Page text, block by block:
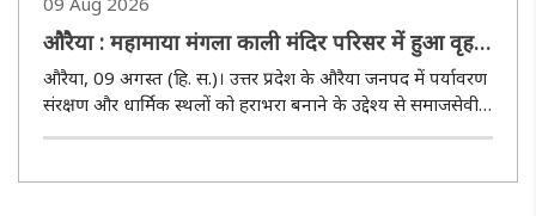
औरैया : महामाया मंगला काली मंदिर परिसर में हुआ वृहद
पौधारोपण
औरैया, 09 अगस्त (हि. स.)। उत्तर प्रदेश के औरैया जनपद में पर्यावरण
संरक्षण और धार्मिक स्थलों को हराभरा बनाने के उद्देश्य से समाजसेवी